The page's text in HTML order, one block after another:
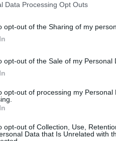
Data Processing Opt Outs
opt-out of the Sharing of my
opt-out of the Sale of my Personal
opt-out of processing my Personal
opt-out of Collection, Use,
Data that Is Unrelated with